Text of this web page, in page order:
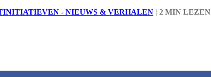
- NIEUWS & VERHALEN | 2 MIN LEZEN